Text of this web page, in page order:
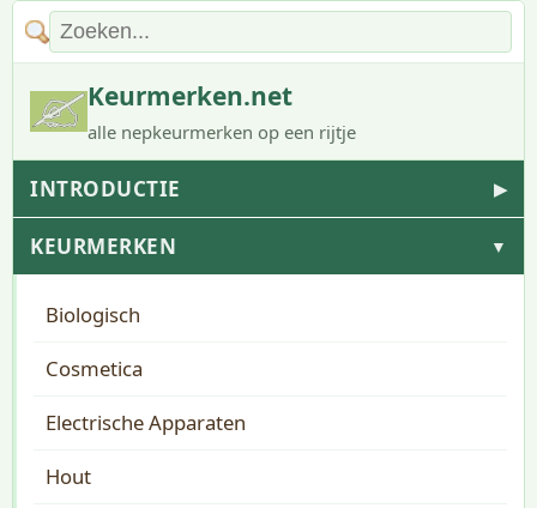
Keurmerken.net
alle nepkeurmerken op een rijtje
INTRODUCTIE ▶
KEURMERKEN ▼
Biologisch
Cosmetica
Electrische Apparaten
Hout